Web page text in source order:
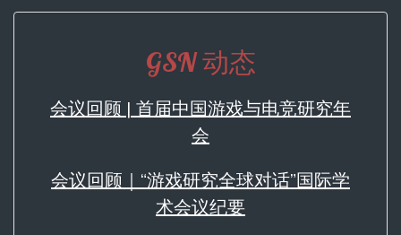
GSN 动态
会议回顾 | 首届中国游戏与电竞研究年
会
会议回顾｜“游戏研究全球对话”国际学
术会议纪要